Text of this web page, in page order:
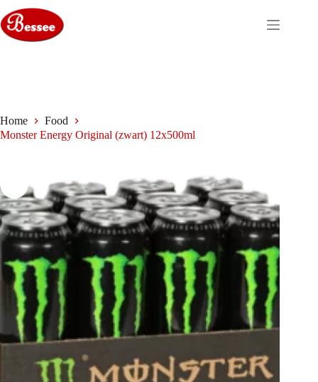
naar
de
inhoud
Home
Food
Monster Energy Original (zwart) 12x500ml